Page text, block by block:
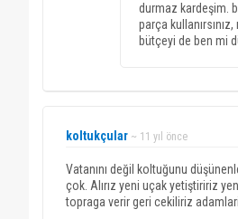
durmaz kardeşim.
parça
bütçeyi de ben mi
koltukçular ~ 11 yıl önce
Vatanını değil koltuğunu
çok. Alırız yeni uçak yetiştiririz
topraga verir geri cekiliriz